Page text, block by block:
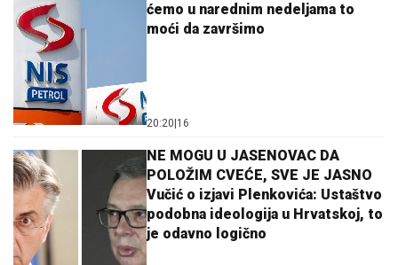
ćemo u narednim nedeljama to
moći da završimo
20:20 16
NE MOGU U JASENOVAC DA
POLOŽIM CVEĆE, SVE JE JASNO
Vučić o izjavi Plenkovića: Ustaštvo
podobna ideologija u Hrvatskoj, to
je odavno logično